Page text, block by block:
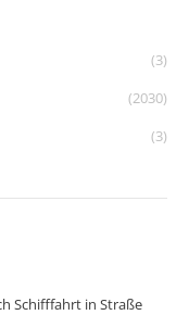
(3)
(2030)
(3)
Schifffahrt in Straße